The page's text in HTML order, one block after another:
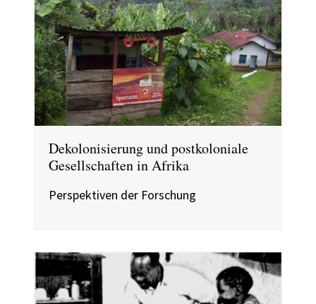
Dekolonisierung und postkoloniale
Gesellschaften in Afrika
Perspektiven der Forschung